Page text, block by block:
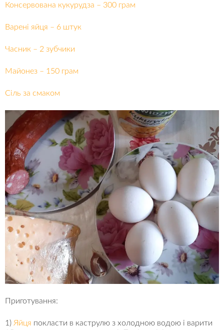
Консервована кукурудза – 300 грам
Варені яйця – 6 штук
Часник – 2 зубчики
Майонез – 150 грам
Сіль за смаком
Приготування:
1) Яйця покласти в каструлю з холодною водою і варити